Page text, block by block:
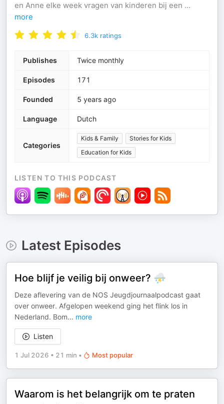
en Anne elke week vragen van kinderen bij een ...
more
6.3k ratings
Publishes Twice monthly
Episodes 171
Founded 5 years ago
Language Dutch
Categories
Kids & Family
Stories for Kids
Education for Kids
LISTEN TO THIS PODCAST
Latest Episodes
Hoe blijf je veilig bij onweer? ⛈️
Deze aflevering van de NOS Jeugdjournaalpodcast gaat
over onweer. Afgelopen weekend ging het flink los in
Nederland. Bom... more
Listen
1 Jul 2026 • 21 min • Most popular
Waarom is het belangrijk om te praten